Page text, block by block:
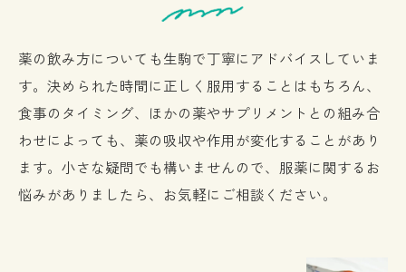
薬の飲み方についても生駒で丁寧にアドバイスしていま
す。決められた時間に正しく服用することはもちろん、
食事のタイミング、ほかの薬やサプリメントとの組み合
わせによっても、薬の吸収や作用が変化することがあり
ます。小さな疑問でも構いませんので、服薬に関するお
悩みがありましたら、お気軽にご相談ください。